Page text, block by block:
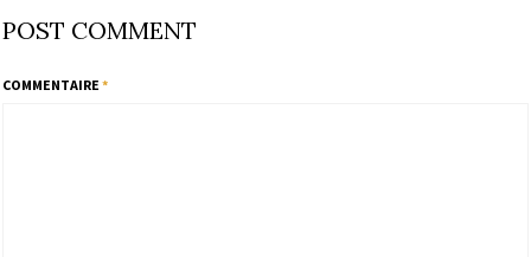
POST COMMENT
COMMENTAIRE *